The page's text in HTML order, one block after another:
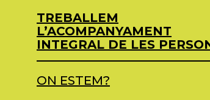
TREBALLEM
L’ACOMPANYAMENT
INTEGRAL DE LES
ON ESTEM?